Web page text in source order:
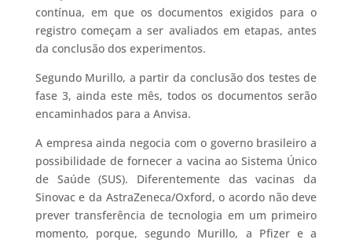
contínua, em que os documentos exigidos para o
registro começam a ser avaliados em etapas, antes
da conclusão dos experimentos.
Segundo Murillo, a partir da conclusão dos testes de
fase 3, ainda este mês, todos os documentos serão
encaminhados para a Anvisa.
A empresa ainda negocia com o governo brasileiro a
possibilidade de fornecer a vacina ao Sistema Único
de Saúde (SUS). Diferentemente das vacinas da
Sinovac e da AstraZeneca/Oxford, o acordo não deve
prever transferência de tecnologia em um primeiro
momento, porque, segundo Murillo, a Pfizer e a